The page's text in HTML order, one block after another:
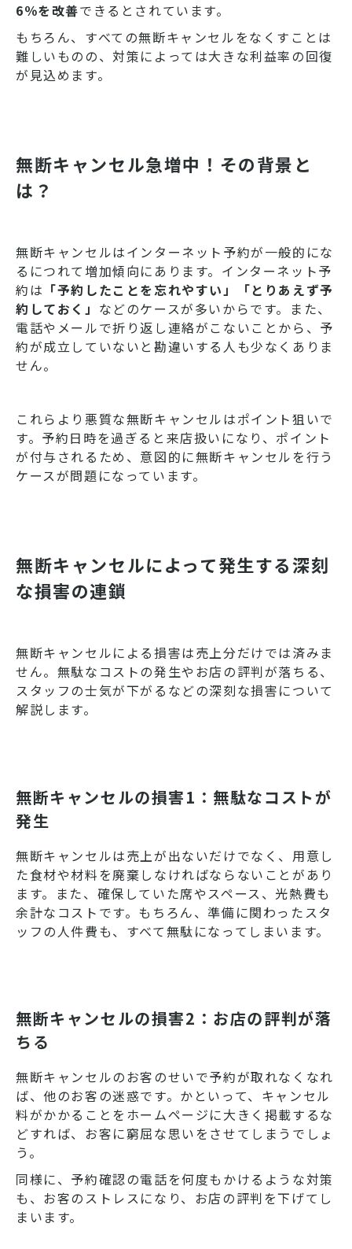
6％を改善できるとされています。
もちろん、すべての無断キャンセルをなくすことは
難しいものの、対策によっては大きな利益率の回復
が見込めます。
無断キャンセル急増中！その背景と
は？
無断キャンセルはインターネット予約が一般的にな
るにつれて増加傾向にあります。インターネット予
約は 「予約したことを忘れやすい」「とりあえず予
約しておく」 などのケースが多いからです。また、
電話やメールで折り返し連絡がこないことから、予
約が成立していないと勘違いする人も少なくありま
せん。
これらより悪質な無断キャンセルはポイント狙いで
す。予約日時を過ぎると来店扱いになり、ポイント
が付与されるため、意図的に無断キャンセルを行う
ケースが問題になっています。
無断キャンセルによって発生する深刻
な損害の連鎖
無断キャンセルによる損害は売上分だけでは済みま
せん。無駄なコストの発生やお店の評判が落ちる、
スタッフの士気が下がるなどの深刻な損害について
解説します。
無断キャンセルの損害1：無駄なコストが
発生
無断キャンセルは売上が出ないだけでなく、用意し
た食材や材料を廃棄しなければならないことがあり
ます。また、確保していた席やスペース、光熱費も
余計なコストです。もちろん、準備に関わったスタ
ッフの人件費も、すべて無駄になってしまいます。
無断キャンセルの損害2：お店の評判が落
ちる
無断キャンセルのお客のせいで予約が取れなくなれ
ば、他のお客の迷惑です。かといって、キャンセル
料がかかることをホームページに大きく掲載するな
どすれば、お客に窮屈な思いをさせてしまうでしょ
う。
同様に、予約確認の電話を何度もかけるような対策
も、お客のストレスになり、お店の評判を下げてし
まいます。